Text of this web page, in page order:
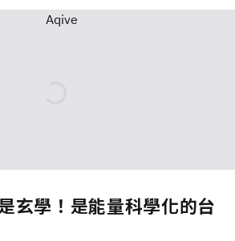
玄學！是能量科學化的台